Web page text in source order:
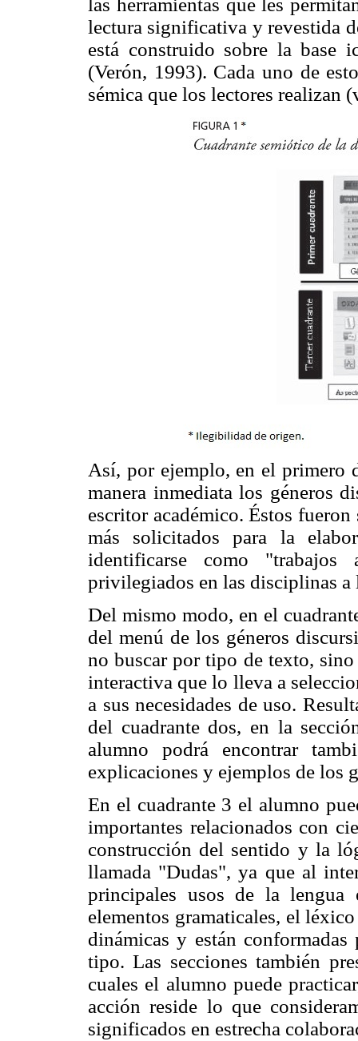
las herramientas que les
lectura significativa y revestida
está construido sobre la base
(Verón, 1993). Cada uno de
sémica que los lectores realizan
Así, por ejemplo, en el primero
manera inmediata los géneros
escritor académico. Éstos
más solicitados para la
identificarse como "trabajos
privilegiados en las disciplinas a
Del mismo modo, en el
del menú de los géneros
no buscar por tipo de texto,
interactiva que lo lleva a
a sus necesidades de uso.
del cuadrante dos, en la
alumno podrá encontrar
explicaciones y ejemplos de los
En el cuadrante 3 el alumno
importantes relacionados con
construcción del sentido y la
llamada "Dudas", ya que al
principales usos de la lengua
elementos gramaticales, el
dinámicas y están
tipo. Las secciones también
cuales el alumno puede
acción reside lo que
significados en estrecha